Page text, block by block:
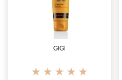
GIGI